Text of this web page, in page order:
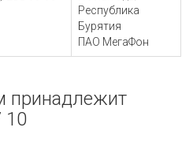
Республика
Бурятия
ПАО МегаФон
принадлежит
10